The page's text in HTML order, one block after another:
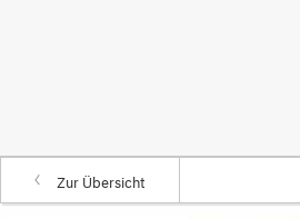
Zur Übersicht